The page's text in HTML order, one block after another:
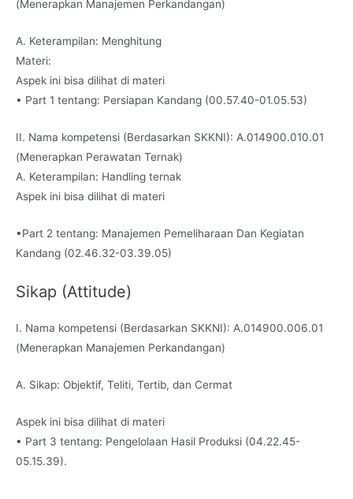
(Menerapkan Manajemen Perkandangan)
A. Keterampilan: Menghitung
Materi:
Aspek ini bisa dilihat di materi
• Part 1 tentang: Persiapan Kandang (00.57.40-01.05.53)
II. Nama kompetensi (Berdasarkan SKKNI): A.014900.010.01
(Menerapkan Perawatan Ternak)
A. Keterampilan: Handling ternak
Aspek ini bisa dilihat di materi
•Part 2 tentang: Manajemen Pemeliharaan Dan Kegiatan
Kandang (02.46.32-03.39.05)
Sikap (Attitude)
I. Nama kompetensi (Berdasarkan SKKNI): A.014900.006.01
(Menerapkan Manajemen Perkandangan)
A. Sikap: Objektif, Teliti, Tertib, dan Cermat
Aspek ini bisa dilihat di materi
• Part 3 tentang: Pengelolaan Hasil Produksi (04.22.45-
05.15.39).